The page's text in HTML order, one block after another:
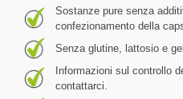
Sostanze pure senza
confezionamento della
Senza glutine, lattosio e
Informazioni sul controllo
contattarci.